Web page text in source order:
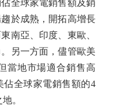
全球家電銷售額及銷
於成熟，開拓高增長
南亞、印度、東歐、
另一方面，儘管歐美
當地市場適合銷售高
佔全球家電銷售額的4
。